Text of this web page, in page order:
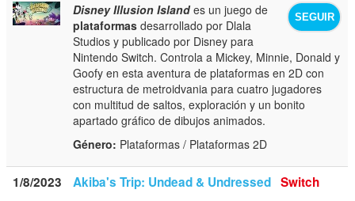
SEGUIR
Disney Illusion Islandes un juego de
plataformas desarrollado por Dlala
Studios y publicado por Disney para
Nintendo Switch. Controla a Mickey, Minnie, Donald y
Goofy en esta aventura de plataformas en 2D con
estructura de metroidvania para cuatro jugadores
con multitud de saltos, exploración y un bonito
apartado gráfico de dibujos animados.
Género: Plataformas / Plataformas 2D
1/8/2023 Akiba's Trip: Undead & Undressed Switch